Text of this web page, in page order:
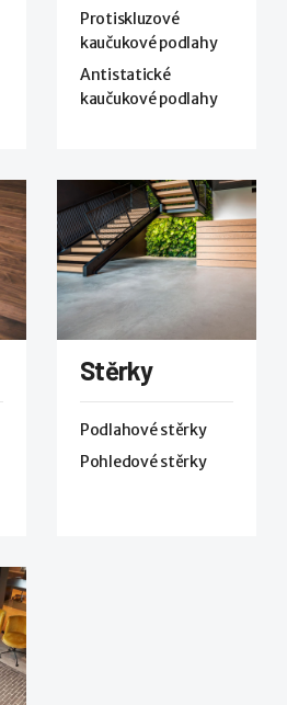
Protiskluzové
kaučukové podlahy
Antistatické
kaučukové podlahy
Stěrky
Podlahové stěrky
Pohledové stěrky